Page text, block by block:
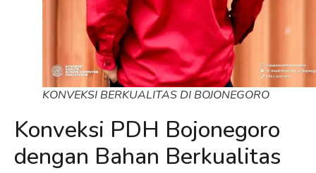
KONVEKSI BERKUALITAS DI BOJONEGORO
Konveksi PDH Bojonegoro
dengan Bahan Berkualitas